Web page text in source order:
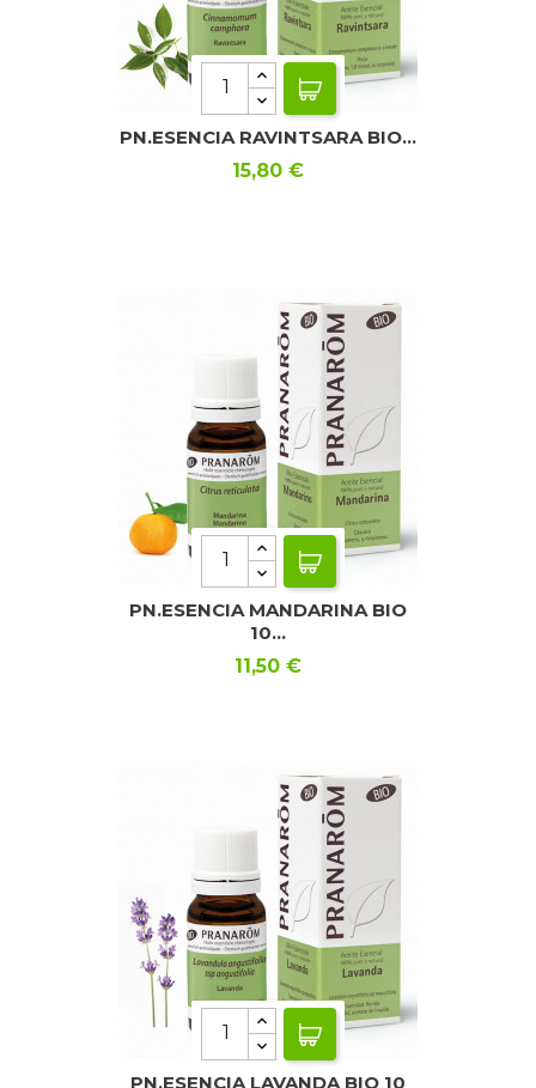
PN.ESENCIA RAVINTSARA BIO...
Precio
15,80 €
PN.ESENCIA MANDARINA BIO
10...
Precio
11,50 €
PN.ESENCIA LAVANDA BIO 10